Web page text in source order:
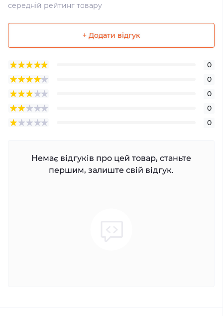
середній рейтинг товару
+ Додати відгук
0
0
0
0
0
Немає відгуків про цей товар, станьте
першим, залиште свій відгук.